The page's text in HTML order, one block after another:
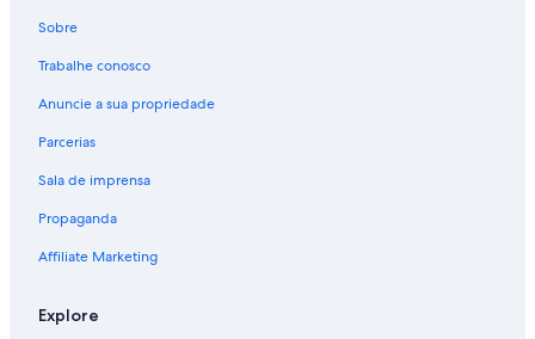
Sobre
Trabalhe conosco
Anuncie a sua propriedade
Parcerias
Sala de imprensa
Propaganda
Affiliate Marketing
Explore